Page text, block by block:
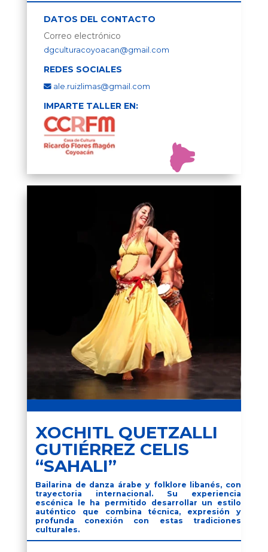
DATOS DEL CONTACTO
Correo electrónico
dgculturacoyoacan@gmail.com
REDES SOCIALES
ale.ruizlimas@gmail.com
IMPARTE TALLER EN:
XOCHITL QUETZALLI
GUTIÉRREZ CELIS
“SAHALI”
Bailarina de danza árabe y folklore libanés, con
trayectoria internacional. Su experiencia
escénica le ha permitido desarrollar un estilo
auténtico que combina técnica, expresión y
profunda conexión con estas tradiciones
culturales.